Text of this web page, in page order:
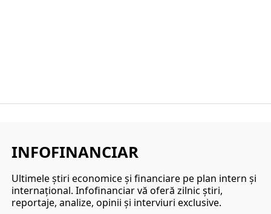
INFOFINANCIAR
Ultimele ştiri economice şi financiare pe plan intern şi
internaţional. Infofinanciar vă oferă zilnic ştiri,
reportaje, analize, opinii şi interviuri exclusive.